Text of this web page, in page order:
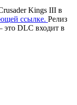
Kings III в
ссылке. Релиз
это DLC входит в